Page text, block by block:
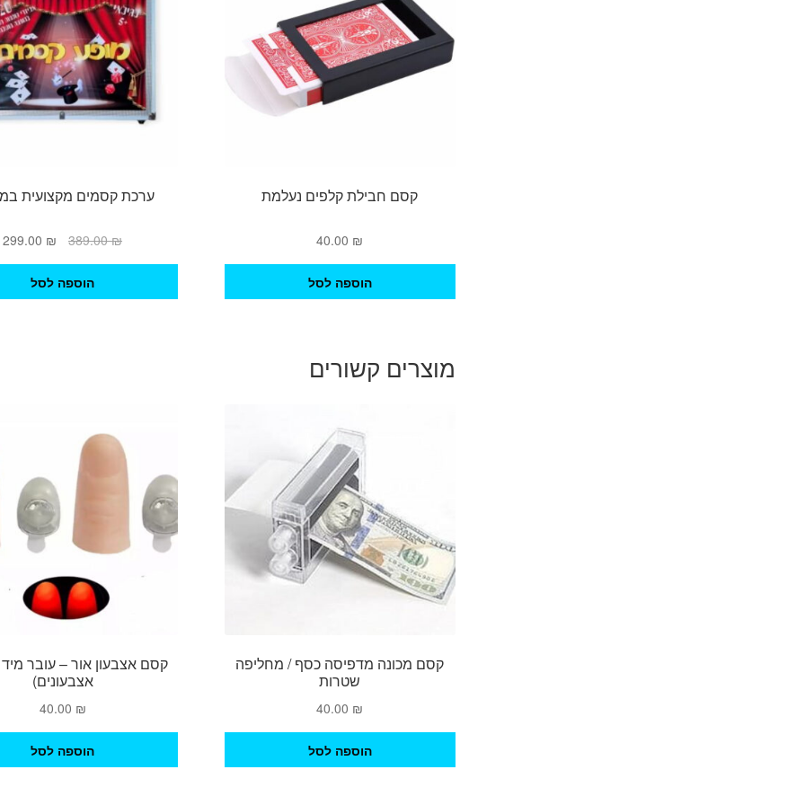
קסם חבילת קלפים נעלמת
40.00 ₪
הוספה לסל
ערכת קסמים מקצועית
389.00₪
המחיר
היה:
389.00 ₪.
299.00 ₪
הוספה לסל
מוצרים קשורים
קסם מכונה מדפיסה כסף / מחליפה
שטרות
40.00 ₪
הוספה לסל
קסם אצבעון אור – עובר מיד
אצבעונים)
40.00 ₪
הוספה לסל